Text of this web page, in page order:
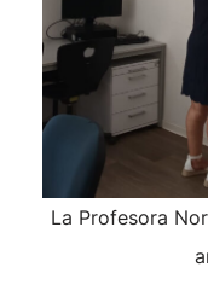
La Profesora